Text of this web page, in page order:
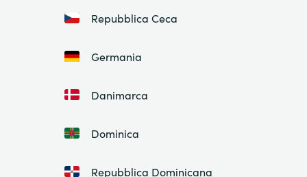
Repubblica Ceca
Germania
Danimarca
Dominica
Repubblica Dominicana